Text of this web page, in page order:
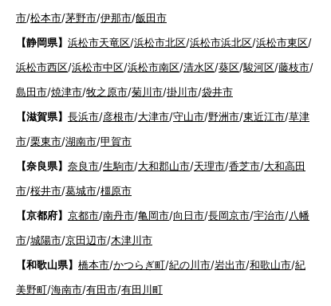
市/松本市/茅野市/伊那市/飯田市
【静岡県】 浜松市天竜区/浜松市北区/浜松市浜北区/浜松市東区/
浜松市西区/浜松市中区/浜松市南区/清水区/葵区/駿河区/藤枝市/
島田市/焼津市/牧之原市/菊川市/掛川市/袋井市
【滋賀県】 長浜市/彦根市/大津市/守山市/野洲市/東近江市/草津
市/栗東市/湖南市/甲賀市
【奈良県】 奈良市/生駒市/大和郡山市/天理市/香芝市/大和高田
市/桜井市/葛城市/橿原市
【京都府】 京都市/南丹市/亀岡市/向日市/長岡京市/宇治市/八幡
市/城陽市/京田辺市/木津川市
【和歌山県】 橋本市/かつらぎ町/紀の川市/岩出市/和歌山市/紀
美野町/海南市/有田市/有田川町